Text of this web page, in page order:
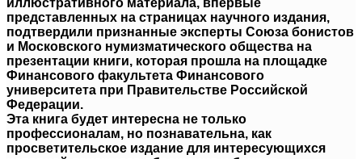
представленных на страницах научного издания,
подтвердили признанные эксперты Союза бонистов
и Московского нумизматического общества на
презентации книги, которая прошла на площадке
Финансового факультета Финансового
университета при Правительстве Российской
Федерации.
Эта книга будет интересна не только
профессионалам, но познавательна, как
просветительское издание для интересующихся